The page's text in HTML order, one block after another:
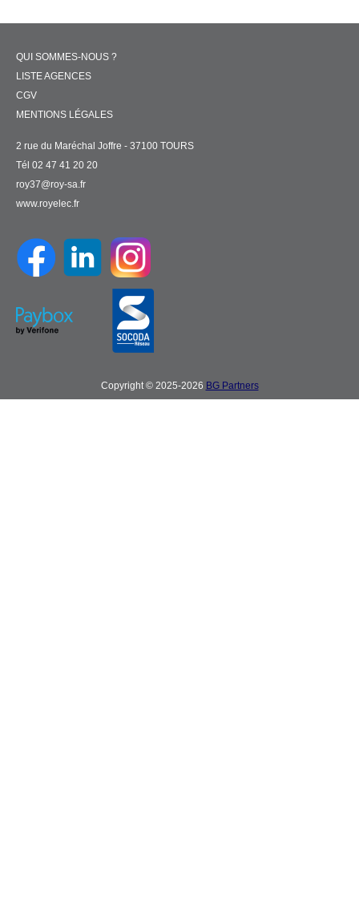
QUI SOMMES-NOUS ?
LISTE AGENCES
CGV
MENTIONS LÉGALES
2 rue du Maréchal Joffre - 37100 TOURS
Tél 02 47 41 20 20
roy37@roy-sa.fr
www.royelec.fr
Copyright © 2025-2026 BG Partners